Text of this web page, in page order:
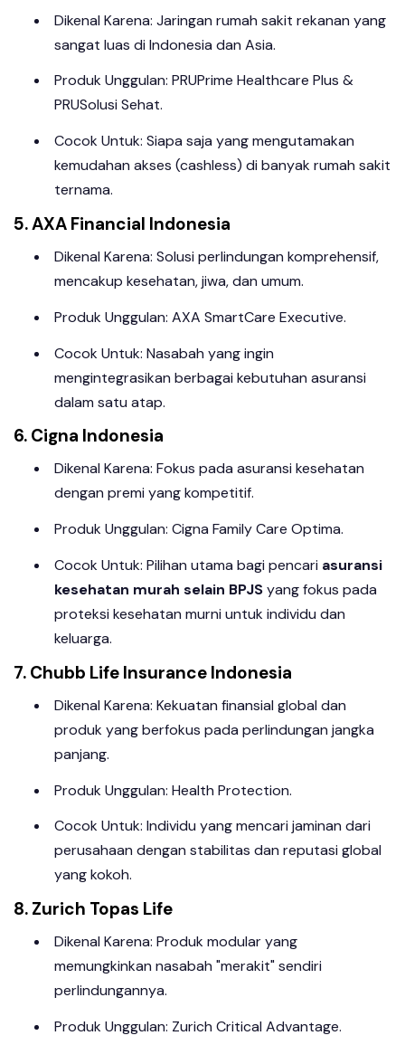
Dikenal Karena: Jaringan rumah sakit rekanan yang
sangat luas di Indonesia dan Asia.
Produk Unggulan: PRUPrime Healthcare Plus &
PRUSolusi Sehat.
Cocok Untuk: Siapa saja yang mengutamakan
kemudahan akses (cashless) di banyak rumah sakit
ternama.
5. AXA Financial Indonesia
Dikenal Karena: Solusi perlindungan komprehensif,
mencakup kesehatan, jiwa, dan umum.
Produk Unggulan: AXA SmartCare Executive.
Cocok Untuk: Nasabah yang ingin
mengintegrasikan berbagai kebutuhan asuransi
dalam satu atap.
6. Cigna Indonesia
Dikenal Karena: Fokus pada asuransi kesehatan
dengan premi yang kompetitif.
Produk Unggulan: Cigna Family Care Optima.
Cocok Untuk: Pilihan utama bagi pencari asuransi
kesehatan murah selain BPJSyang fokus pada
proteksi kesehatan murni untuk individu dan
keluarga.
7. Chubb Life Insurance Indonesia
Dikenal Karena: Kekuatan finansial global dan
produk yang berfokus pada perlindungan jangka
panjang.
Produk Unggulan: Health Protection.
Cocok Untuk: Individu yang mencari jaminan dari
perusahaan dengan stabilitas dan reputasi global
yang kokoh.
8. Zurich Topas Life
Dikenal Karena: Produk modular yang
memungkinkan nasabah "merakit" sendiri
perlindungannya.
Produk Unggulan: Zurich Critical Advantage.